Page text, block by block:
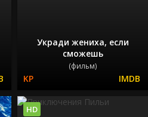
Укради жениха, если
сможешь
(фильм)
HD